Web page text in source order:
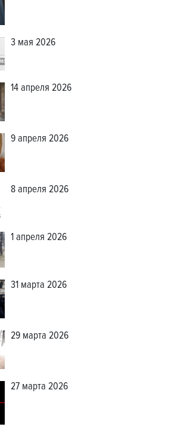
3 мая 2026
14 апреля 2026
9 апреля 2026
8 апреля 2026
1 апреля 2026
31 марта 2026
29 марта 2026
27 марта 2026